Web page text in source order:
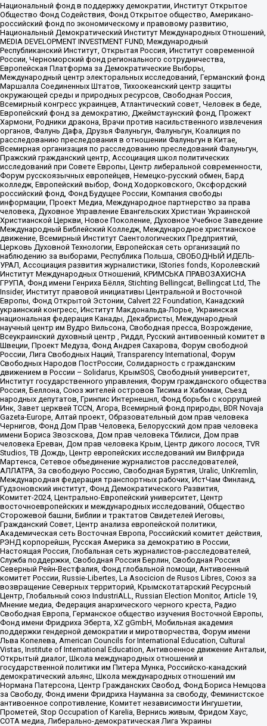
Национальный фонд в поддержку демократии, Институт Открытое
Общество Фонд Содействия, Фонд Открытое общество, Американо-
российский фонд по экономическому и правовому развитию,
Национальный Демократический Институт Международных Отношений,
MEDIA DEVELOPMENT INVESTMENT FUND, Международный
Республиканский Институт, Открытая Россия, Институт современной
России, Черноморский фонд регионального сотрудничества,
Европейская Платформа за Демократические Выборы,
Международный центр электоральных исследований, Германский фонд
Маршалла Соединенных Штатов, Тихоокеанский центр защиты
окружающей среды и природных ресурсов, Свободная Россия,
Всемирный конгресс украинцев, Атлантический совет, Человек в беде,
Европейский фонд за демократию, Джеймстаунский фонд, Прожект
Хармони, Родники дракона, Врачи против насильственного извлечения
органов, Фалунь Дафа, Друзья Фалуньгун, Фалуньгун, Коалиция по
расследованию преследования в отношении Фалуньгун в Китае,
Всемирная организация по расследованию преследований Фалуньгун,
Пражский гражданский центр, Ассоциация школ политических
исследований при Совете Европы, Центр либеральной современности,
Форум русскоязычных европейцев, Немецко-русский обмен, Бард
колледж, Европейский выбор, Фонд Ходорковского, Оксфордский
российский фонд, Фонд Будущее России, Компания свободы
информации, Проект Медиа, Международное партнерство за права
человека, Духовное Управление Евангельских Христиан Украинской
Христианской Церкви, Новое Поколение, Духовное Учебное Заведение
Международный Библейский Колледж, Международное христианское
движение, Всемирный Институт Саентологических Предприятий,
Церковь Духовной Технологии, Европейская сеть организаций по
наблюдению за выборами, Республика Польша, СВОБОДНЫЙ ИДЕЛЬ-
УРАЛ, Ассоциация развития журналистики, IStories fonds, Королевский
Институт Международных Отношений, КРИМСЬКА ПРАВОЗАХИСНА
ГРУПА, Фонд имени Генриха Бёлля, Stichting Bellingcat, Bellingcat Ltd, The
Insider, Институт правовой инициативы Центральной и Восточной
Европы, Фонд Открытой Эстонии, Calvert 22 Foundation, Канадский
украинский конгресс, Институт Макдональда-Лорье, Украинская
национальная федерация Канады, Декабристы, Международный
научный центр им Вудро Вильсона, Свободная пресса, Возрождение,
Всеукраинский духовный центр , Риддл, Русский антивоенный комитет в
Швеции, Проект Медуза, Фонд Андрея Сахарова, Форум свободной
России, Лига Свободных Наций, Transparеncy International, Форум
Свободных Народов ПостРоссии, Солидарность с гражданским
движением в России – Solidarus, КрымSOS, Свободный университет,
Институт государственного управления, Форум гражданского общества
Россия, Беллона, Союз жителей островов Тисима и Хабомаи, Съезд
народных депутатов, Гринпис Интернешнл, Фонд борьбы с коррупцией
Инк, Завет церквей TCCN, Агора, Всемирный фонд природы, BDR Novaja
Gazeta-Europe, Алтай проект, Образовательный дом прав человека
Чернигов, Фонд Дом Прав Человека, Белорусский дом прав человека
имени Бориса Звозскова, Дом прав человека Тбилиси, Дом прав
человека Ереван, Дом прав человека Крым, Центр дикого лосося, TVR
Studios, ТВ Дождь, Центр европейских исследований им Вилфрида
Мартенса, Сетевое объединение журналистов расследователей,
АЛЛАТРА, За свободную Россию, Свободная Бурятия, Uralic, UnKremlin,
Международная федерация транспортных рабочих, ИстЧам Финланд,
Гудзоновский институт, Фонд Демократического Развития,
Комитет-2024, Центрально-Европейский университет, Центр
восточноевропейских и международных исследований, Общество
Сторожевой башни, Библии и трактатов Свидетелей Иеговы,
Гражданский Совет, Центр анализа европейской политики,
Академическая сеть Восточная Европа, Российский комитет действия,
РЭНД корпорейшн, Русская Америка за демократию в России,
Настоящая Россия, Глобальная сеть журналистов-расследователей,
Служба поддержки, Свободная Россия Берлин, Свободная Россия
Северный Рейн-Вестфалия, Фонд глобальной помощи, Антивоенный
комитет России, Russie-Libertes, La Asocicion de Rusos Libres, Союз за
возвращение Северных территорий, Крымскотатарский Ресурсный
Центр, Глобальный союз IndustriALL, Russian Election Monitor, Article 19,
Мнение медиа, Федерация анархического черного креста, Радио
Свободная Европа, Германское общество изучения Восточной Европы,
Фонд имени Фридриха Эберта, XZ gGmbH, Мобильная академия
поддержки гендерной демократии и миротворчества, Форум имени
Льва Копелева, American Councils for International Education, Cultural
Vistas, Institute of International Education, Антивоенное движение Антальи,
Открытый диалог, Школа международных отношений и
государственной политики им Питера Мунка, Российско-канадский
демократический альянс, Школа международных отношений им
Нормана Патерсона, Центр Гражданских Свобод, Фонд Бориса Немцова
за Свободу, Фонд имени Фридриха Науманна за свободу, Феминистское
антивоенное сопротивление, Комитет независимости Ингушетии,
Прометей, Stop Occupation of Karelia, Вернись живым, Фридом Хаус,
СОТА медиа, Либерально-демократическая Лига Украины